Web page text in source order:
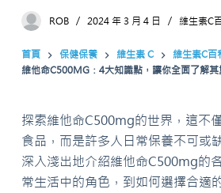
ROB 2024 年 3 月 4 日 維生素C
首頁 保健保養 維生素 C
維生素C百
維他命C500MG：4大知識點，讓你全面了解其
探索維他命C500mg的世界，這不
食品，而是許多人日常保養不可或
深入淺出地介紹維他命C500mg的
常生活中的角色，到如何選擇合適